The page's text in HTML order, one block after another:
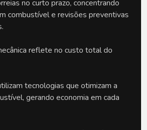
no curto prazo, concentrando
combustível e revisões preventivas
reflete no custo total do
tecnologias que otimizam a
gerando economia em cada